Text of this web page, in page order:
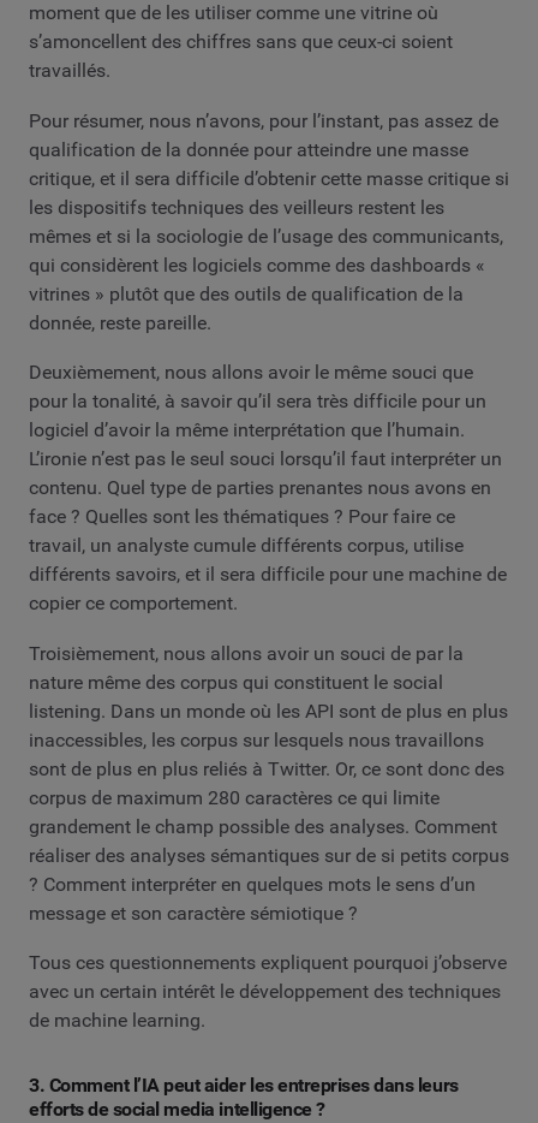
moment que de les utiliser comme une vitrine où
s’amoncellent des chiffres sans que ceux-ci soient
travaillés.
Pour résumer, nous n’avons, pour l’instant, pas assez de
qualification de la donnée pour atteindre une masse
critique, et il sera difficile d’obtenir cette masse critique si
les dispositifs techniques des veilleurs restent les
mêmes et si la sociologie de l’usage des communicants,
qui considèrent les logiciels comme des dashboards «
vitrines » plutôt que des outils de qualification de la
donnée, reste pareille.
Deuxièmement, nous allons avoir le même souci que
pour la tonalité, à savoir qu’il sera très difficile pour un
logiciel d’avoir la même interprétation que l’humain.
L’ironie n’est pas le seul souci lorsqu’il faut interpréter un
contenu. Quel type de parties prenantes nous avons en
face ? Quelles sont les thématiques ? Pour faire ce
travail, un analyste cumule différents corpus, utilise
différents savoirs, et il sera difficile pour une machine de
copier ce comportement.
Troisièmement, nous allons avoir un souci de par la
nature même des corpus qui constituent le social
listening. Dans un monde où les API sont de plus en plus
inaccessibles, les corpus sur lesquels nous travaillons
sont de plus en plus reliés à Twitter. Or, ce sont donc des
corpus de maximum 280 caractères ce qui limite
grandement le champ possible des analyses. Comment
réaliser des analyses sémantiques sur de si petits corpus
? Comment interpréter en quelques mots le sens d’un
message et son caractère sémiotique ?
Tous ces questionnements expliquent pourquoi j’observe
avec un certain intérêt le développement des techniques
de machine learning.
3. Comment l’IA peut aider les entreprises dans leurs
efforts de social media intelligence ?